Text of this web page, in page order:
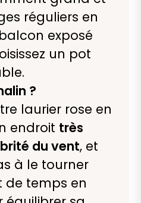
réguliers en
exposé
un pot
?
laurier rose en
endroit très
du vent, et
à le tourner
de temps en